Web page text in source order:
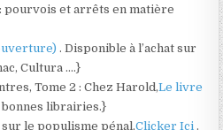
pourvois et arrêts en matière
. Disponible à l’achat sur
Cultura ….}
Tome 2 : Chez Harold,Le livre
bonnes librairies.}
sur le populisme pénal,Clicker Ici.